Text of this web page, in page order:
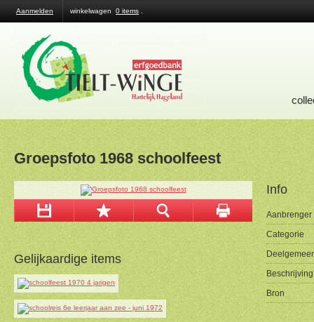
Aanmelden winkelwagen 0 items
Groepsfoto 1968 schoolfeest
Gelijkaardige items
Info
Aanbrenger
Categorie
Beschrijving
Bron